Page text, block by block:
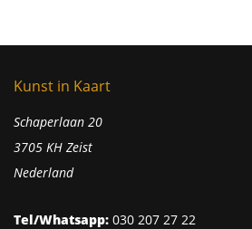
Kunst in Kaart
Schaperlaan 20
3705 KH Zeist
Nederland
Tel/Whatsapp: 030 207 27 22